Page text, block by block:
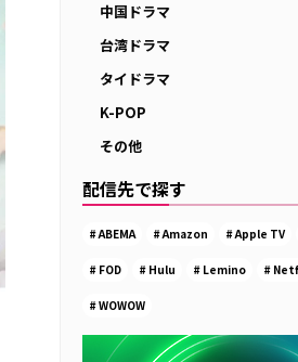
中国ドラマ
台湾ドラマ
タイドラマ
K-POP
その他
配信先で探す
ABEMA Amazon Apple TV
FOD Hulu Lemino
WOWOW